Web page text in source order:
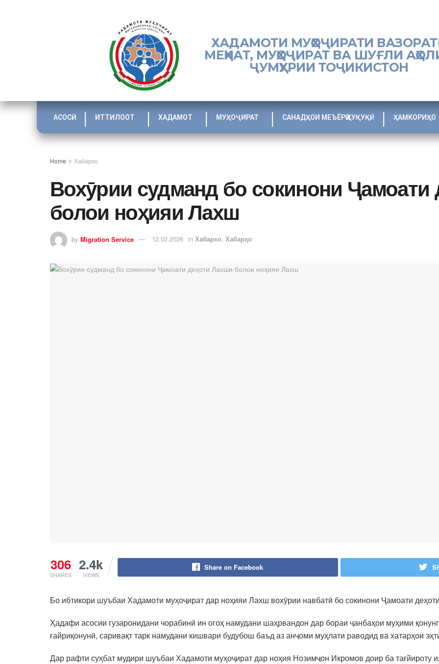
ХАДАМОТИ МУҲОҶИРАТИ
МЕҲНАТ, МУҲОҶИРАТ ВА ШУҒЛИ
ҶУМҲУРИИ ТОҶИКИСТОН
АСОСӢ ИТТИЛООТ ХАДАМОТ МУҲОҶИРАТ САНАДҲОИ МЕЪЁРӢ ҲУҚУҚӢ ҲАМКОРИҲО
Home Хабархо
Вохӯрии судманд бо сокинони
болои ноҳияи Лахш
by Migration Service 12.02.2026 in Хабархо, Хабарҳо
306
SHARES
2.4k
VIEWS
Share on Facebook
Бо ибтикори шуъбаи Хадамоти муҳоҷират дар ноҳияи Лахш вохӯрии навбатӣ бо сокинони Ҷамоати
Ҳадафи асосии гузаронидани чорабинӣ ин огоҳ намудани шаҳрвандон дар бораи ҷанбаҳои муҳими
ғайриқонунӣ, саривақт тарк намудани кишвари будубош баъд аз анҷоми муҳлати раводид ва хатарҳои
Дар рафти суҳбат мудири шуъбаи Хадамоти муҳоҷират дар ноҳия Нозимҷон Икромов доир ба тағйироту